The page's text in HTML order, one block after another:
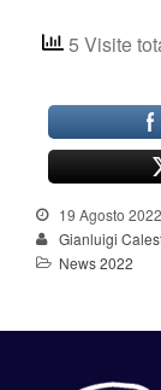
5 Visite
19 Agosto 2022
Gianluigi
News 2022